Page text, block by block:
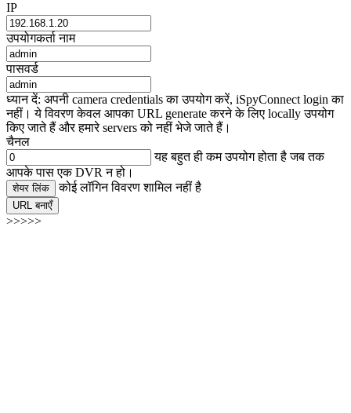
IP
उपयोगकर्ता नाम
पासवर्ड
ध्यान दें: अपनी camera credentials का उपयोग करें, iSpyConnect login का
नहीं। ये विवरण केवल आपका URL generate करने के लिए locally उपयोग
किए जाते हैं और हमारे servers को नहीं भेजे जाते हैं।
चैनल
यह बहुत ही कम उपयोग होता है जब तक
आपके पास एक DVR न हो।
शेयर लिंक कोई लॉगिन विवरण शामिल नहीं है
URL बनाएँ
>>>>>